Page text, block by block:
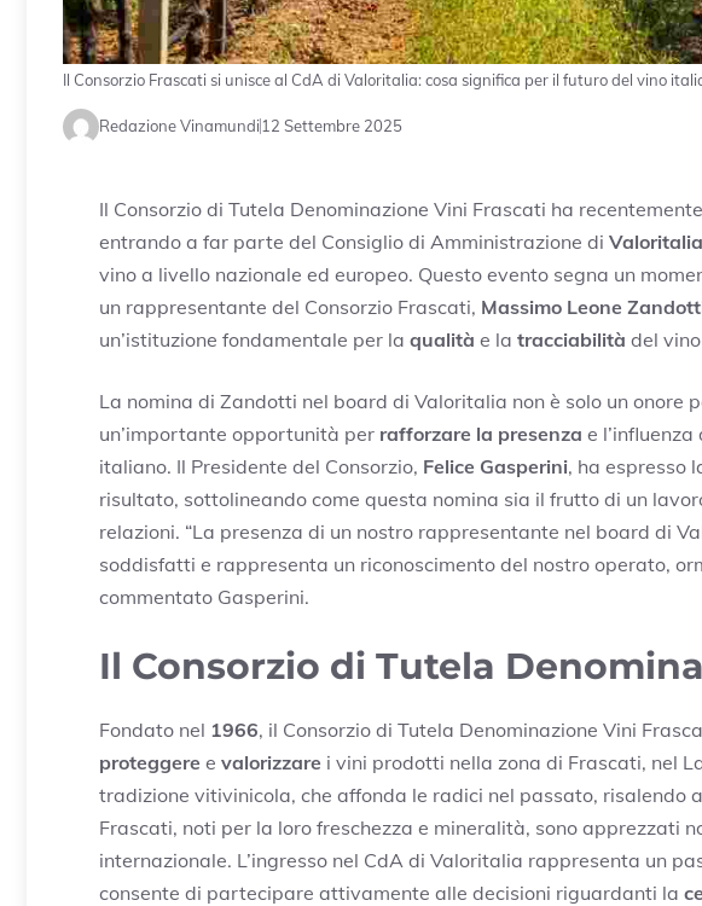
Il Consorzio Frascati si unisce al CdA di Valoritalia: cosa significa per il futuro del vino
Redazione Vinamundi12 Settembre 2025
Il Consorzio di Tutela Denominazione Vini Frascati ha
entrando a far parte del Consiglio di Amministrazione di Valoritalia
vino a livello nazionale ed europeo. Questo evento segna un
un rappresentante del Consorzio Frascati, Massimo Leone
un’istituzione fondamentale per la qualità e la tracciabilità del
La nomina di Zandotti nel board di Valoritalia non è solo un onore
un’importante opportunità per rafforzare la presenza e
italiano. Il Presidente del Consorzio, Felice Gasperini, ha espresso
risultato, sottolineando come questa nomina sia il frutto di un
relazioni. “La presenza di un nostro rappresentante nel board di
soddisfatti e rappresenta un riconoscimento del nostro operato,
commentato Gasperini.
Il Consorzio di Tutela
Fondato nel 1966, il Consorzio di Tutela Denominazione Vini
proteggere e valorizzare i vini prodotti nella zona di Frascati, nel
tradizione vitivinicola, che affonda le radici nel passato, risalendo
Frascati, noti per la loro freschezza e mineralità, sono apprezzati
internazionale. L’ingresso nel CdA di Valoritalia rappresenta un
consente di partecipare attivamente alle decisioni riguardanti la